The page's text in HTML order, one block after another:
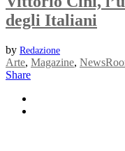
degli Italiani
by Redazione
Arte, Magazine,
Share